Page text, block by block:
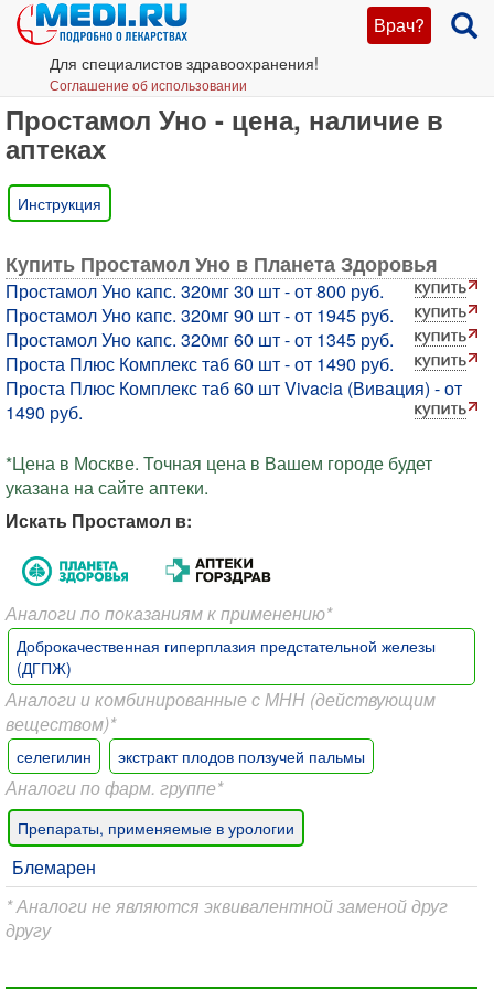
Врач?
Для специалистов здравоохранения!
Соглашение об использовании
Простамол Уно - цена, наличие в
аптеках
Инструкция
Купить Простамол Уно в Планета Здоровья
Простамол Уно капс. 320мг 30 шт - от 800 руб.
Простамол Уно капс. 320мг 90 шт - от 1945 руб.
Простамол Уно капс. 320мг 60 шт - от 1345 руб.
Проста Плюс Комплекс таб 60 шт - от 1490 руб.
Проста Плюс Комплекс таб 60 шт Vivacia (Вивация) - от
1490 руб.
*Цена в Москве. Точная цена в Вашем городе будет
указана на сайте аптеки.
Искать Простамол в:
Аналоги по показаниям к применению*
Доброкачественная гиперплазия предстательной железы
(ДГПЖ)
Аналоги и комбинированные с МНН (действующим
веществом)*
селегилин экстракт плодов ползучей пальмы
Аналоги по фарм. группе*
Препараты, применяемые в урологии
Блемарен
* Аналоги не являются эквивалентной заменой друг
другу